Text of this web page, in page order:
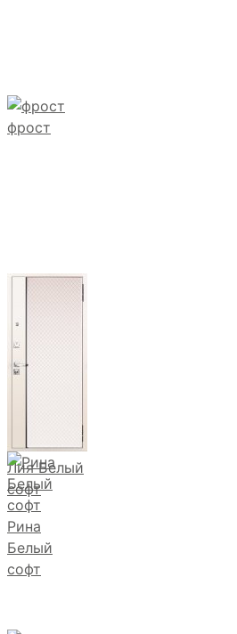
фрост
Лия Белый
софт
Рина
Белый
софт